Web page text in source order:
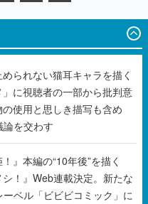
められない猫耳キャラを描く
に視聴者の一部から批判意
の使用と思しき描写も含め
論を交わす
！』本編の“10年後”を描く
シ！』Web連載決定。新たな
ベル「ビビビコミック」に